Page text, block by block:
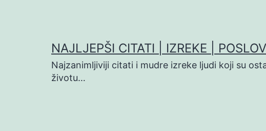
NAJLJEPŠI CITATI | IZREKE |
Najzanimljiviji citati i mudre izreke ljudi koji su
životu…